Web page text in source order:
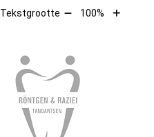
Tekstgrootte Tekst100%
Tekst